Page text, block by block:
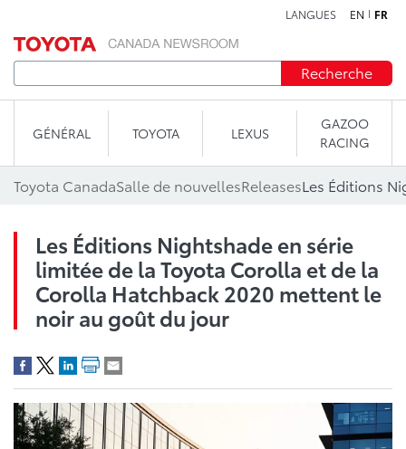
LANGUES EN FR
Recherche
GÉNÉRAL TOYOTA LEXUS
GAZOO
RACING
Toyota CanadaSalle de nouvellesReleases
Les Éditions Nightshade en série
limitée de la Toyota Corolla et de la
Corolla Hatchback 2020 mettent le
noir au goût du jour